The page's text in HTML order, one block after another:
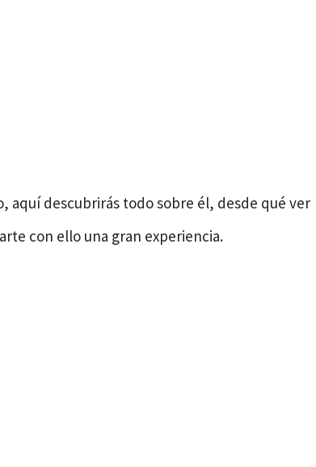
aquí descubrirás todo sobre él, desde qué ver
con ello una gran experiencia.